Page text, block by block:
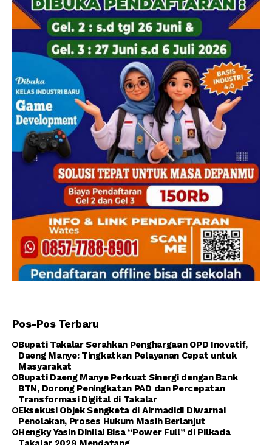
Pos-Pos Terbaru
Bupati Takalar Serahkan Penghargaan OPD Inovatif,
Daeng Manye: Tingkatkan Pelayanan Cepat untuk
Masyarakat
Bupati Daeng Manye Perkuat Sinergi dengan Bank
BTN, Dorong Peningkatan PAD dan Percepatan
Transformasi Digital di Takalar
Eksekusi Objek Sengketa di Airmadidi Diwarnai
Penolakan, Proses Hukum Masih Berlanjut
Hengky Yasin Dinilai Bisa “Power Full” di Pilkada